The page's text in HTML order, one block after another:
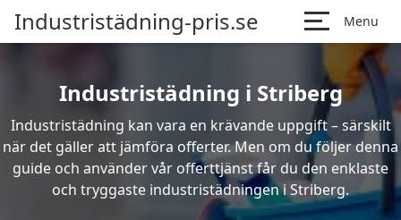
Industristädning-pris.se Menu
Industristädning i Striberg
Industristädning kan vara en krävande uppgift – särskilt
när det gäller att jämföra offerter. Men om du följer denna
guide och använder vår offerttjänst får du den enklaste
och tryggaste industristädningen i Striberg.